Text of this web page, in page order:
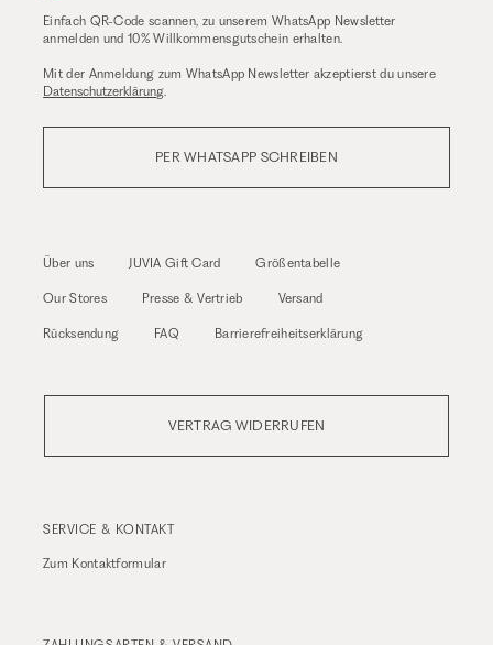
Einfach QR-Code scannen, zu unserem WhatsApp Newsletter
anmelden und 10% Willkommensgutschein erhalten.
Mit der Anmeldung zum WhatsApp Newsletter akzeptierst du unsere
Datenschutzerklärung.
PER WHATSAPP SCHREIBEN
Über uns JUVIA Gift Card Größentabelle
Our Stores Presse & Vertrieb Versand
Rücksendung FAQ Barrierefreiheitserklärung
VERTRAG WIDERRUFEN
SERVICE & KONTAKT
Zum Kontaktformular